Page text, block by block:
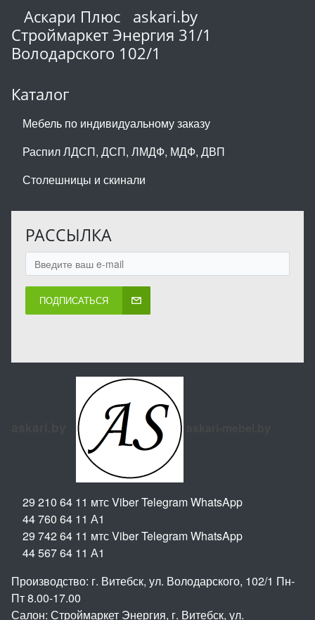
Аскари Плюс askari.by
Строймаркет Энергия 31/1
Володарского 102/1
Каталог
Мебель по индивидуальному заказу
Распил ЛДСП, ДСП, ЛМДФ, МДФ, ДВП
Столешницы и скинали
РАССЫЛКА
ПОДПИСАТЬСЯ
29 210 64 11 мтс Viber Telegram WhatsApp
44 760 64 11 А1
29 742 64 11 мтс Viber Telegram WhatsApp
44 567 64 11 А1
Производство: г. Витебск, ул. Володарского, 102/1 Пн-
Пт 8.00-17.00
Салон: Строймаркет Энергия, г. Витебск, ул.